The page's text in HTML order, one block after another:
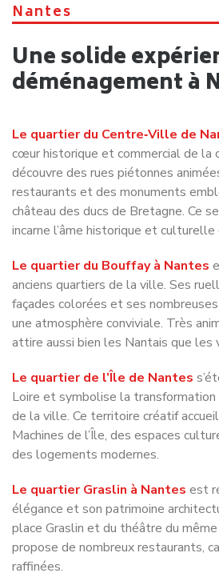
Une solide
déménagement à
Le quartier du Centre‑Ville de
découvre des rues piétonnes
restaurants et des monuments
château des ducs de Bretagne. Ce
incarne l’âme historique et
Le quartier du Bouffay à Nantes
façades colorées et ses
une atmosphère conviviale. Très
attire aussi bien les Nantais que les
Le quartier de l’Île de Nantes
de la ville. Ce territoire créatif
Machines de l’Île, des espaces
des logements modernes.
Le quartier Graslin à Nantes
place Graslin et du théâtre du même
propose de nombreux restaurants,
raffinées.
Le quartier de Canclaux à Nantes